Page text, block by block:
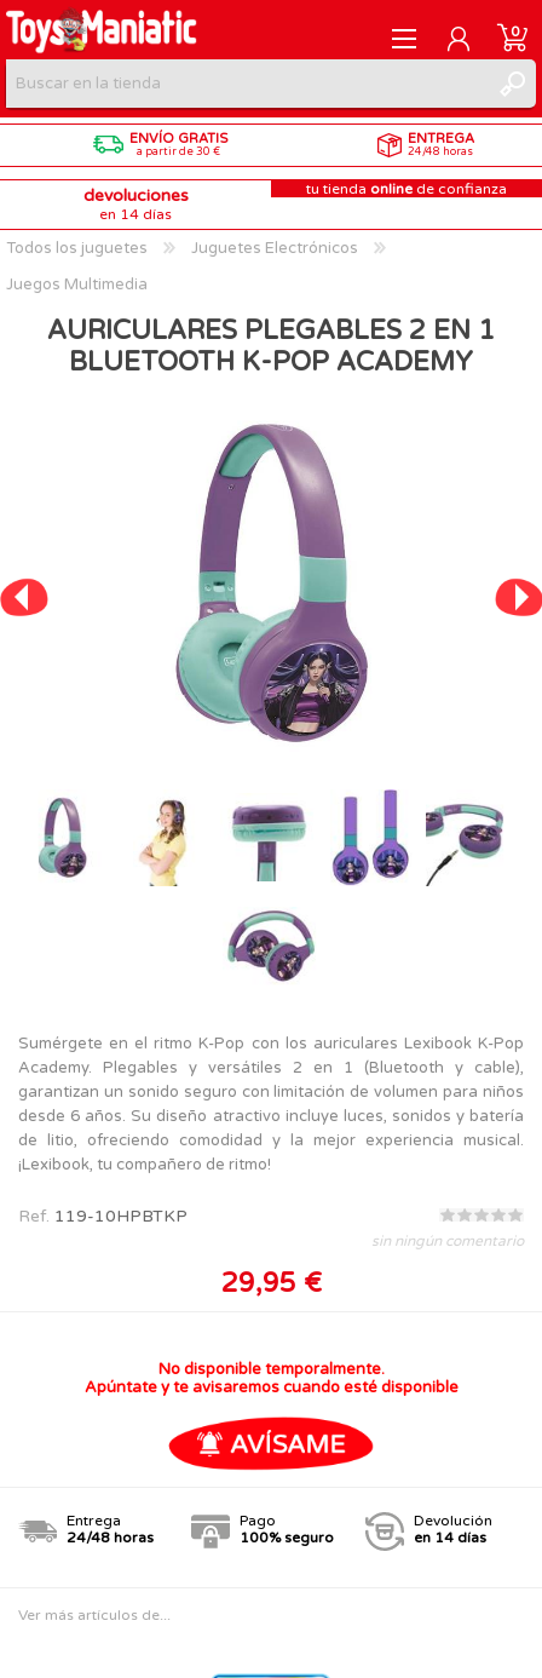
REGISTRARME
INICIAR SESIÓN
0
ENVÍO GRATIS
a partir de 30 €
ENTREGA
24/48 horas
devoluciones
en 14 días
tu tienda online de confianza
Todos los juguetes
Juguetes Electrónicos
Juegos Multimedia
AURICULARES PLEGABLES 2 EN 1
BLUETOOTH K-POP ACADEMY
Sumérgete en el ritmo K-Pop con los auriculares Lexibook K-Pop
Academy. Plegables y versátiles 2 en 1 (Bluetooth y cable),
garantizan un sonido seguro con limitación de volumen para niños
desde 6 años. Su diseño atractivo incluye luces, sonidos y batería
de litio, ofreciendo comodidad y la mejor experiencia musical.
¡Lexibook, tu compañero de ritmo!
Ref. 119-10HPBTKP
sin ningún comentario
29,95 €
No disponible temporalmente.
Apúntate y te avisaremos cuando esté disponible
Entrega
24/48 horas
Pago
100% seguro
Devolución
en 14 días
Ver más artículos de...